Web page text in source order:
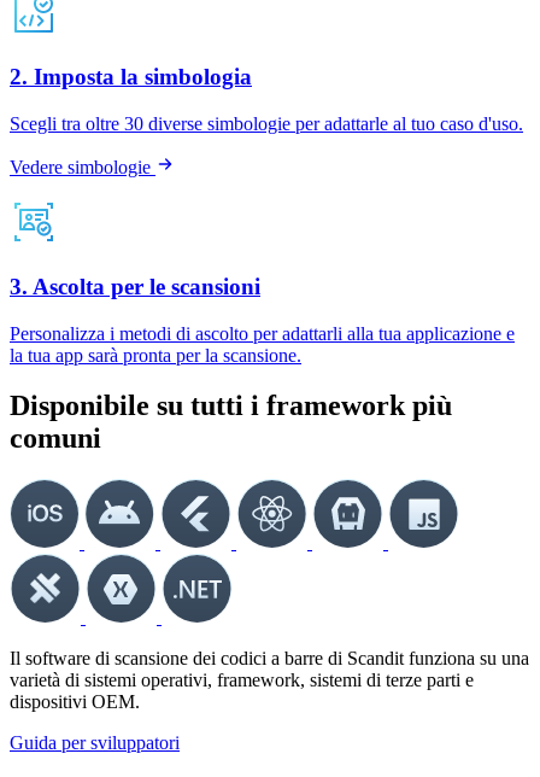
2. Imposta la simbologia
Scegli tra oltre 30 diverse simbologie per adattarle al tuo caso d'uso.
Vedere simbologie
3. Ascolta per le scansioni
Personalizza i metodi di ascolto per adattarli alla tua applicazione e
la tua app sarà pronta per la scansione.
Disponibile su tutti i framework più
comuni
Il software di scansione dei codici a barre di Scandit funziona su una
varietà di sistemi operativi, framework, sistemi di terze parti e
dispositivi OEM.
Guida per sviluppatori